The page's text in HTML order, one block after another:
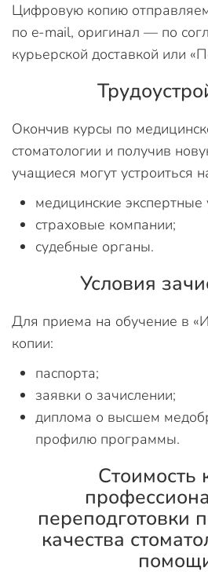
Цифровую копию
по e-mail, оригинал — по
курьерской доставкой или
Окончив курсы по
стоматологии и получив
учащиеся могут устроиться
медицинские
страховые компании;
судебные органы.
Условия
Для приема на обучение в
копии:
паспорта;
заявки о зачислении;
диплома о высшем
профилю программы.
Стоимость
переподготовки
качества